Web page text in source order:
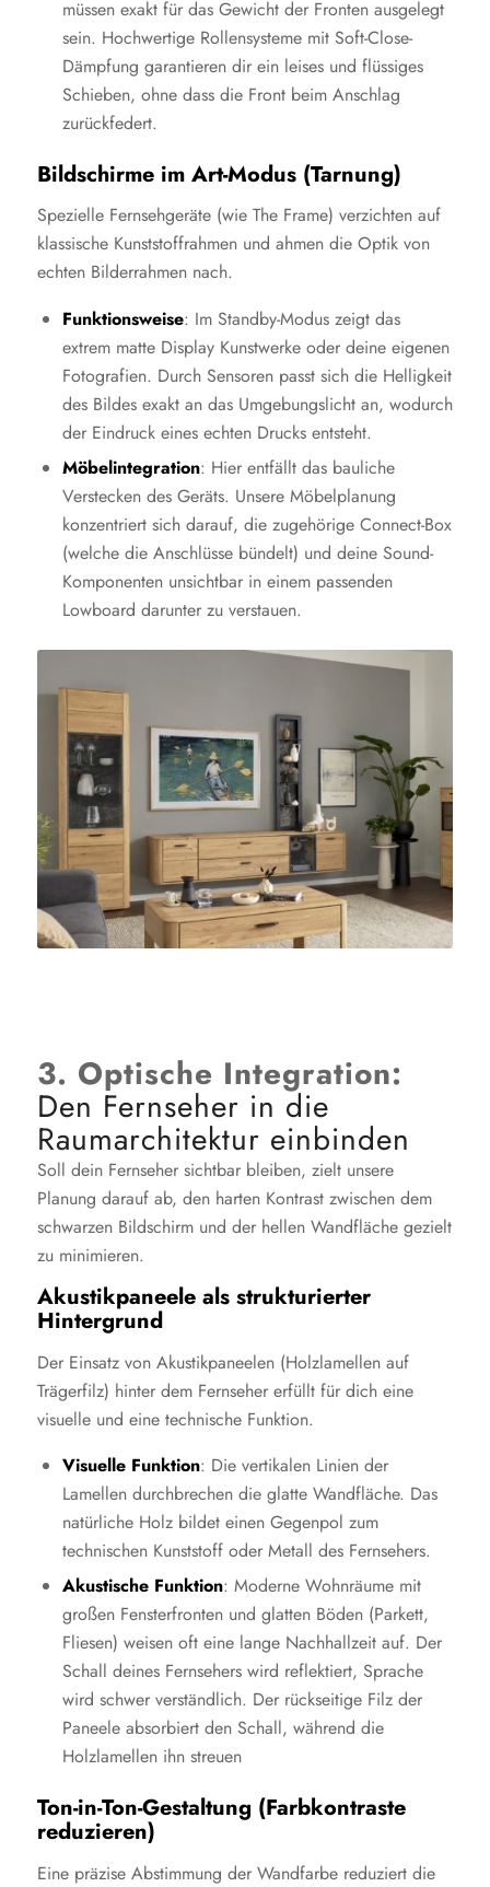
müssen exakt für das Gewicht der Fronten ausgelegt
sein. Hochwertige Rollensysteme mit Soft-Close-
Dämpfung garantieren dir ein leises und flüssiges
Schieben, ohne dass die Front beim Anschlag
zurückfedert.
Bildschirme im Art-Modus (Tarnung)
Spezielle Fernsehgeräte (wie The Frame) verzichten auf
klassische Kunststoffrahmen und ahmen die Optik von
echten Bilderrahmen nach.
Funktionsweise: Im Standby-Modus zeigt das
extrem matte Display Kunstwerke oder deine eigenen
Fotografien. Durch Sensoren passt sich die Helligkeit
des Bildes exakt an das Umgebungslicht an, wodurch
der Eindruck eines echten Drucks entsteht.
Möbelintegration: Hier entfällt das bauliche
Verstecken des Geräts. Unsere Möbelplanung
konzentriert sich darauf, die zugehörige Connect-Box
(welche die Anschlüsse bündelt) und deine Sound-
Komponenten unsichtbar in einem passenden
Lowboard darunter zu verstauen.
3. Optische Integration:
Den Fernseher in die
Raumarchitektur einbinden
Soll dein Fernseher sichtbar bleiben, zielt unsere
Planung darauf ab, den harten Kontrast zwischen dem
schwarzen Bildschirm und der hellen Wandfläche gezielt
zu minimieren.
Akustikpaneele als strukturierter
Hintergrund
Der Einsatz von Akustikpaneelen (Holzlamellen auf
Trägerfilz) hinter dem Fernseher erfüllt für dich eine
visuelle und eine technische Funktion.
Visuelle Funktion: Die vertikalen Linien der
Lamellen durchbrechen die glatte Wandfläche. Das
natürliche Holz bildet einen Gegenpol zum
technischen Kunststoff oder Metall des Fernsehers.
Akustische Funktion: Moderne Wohnräume mit
großen Fensterfronten und glatten Böden (Parkett,
Fliesen) weisen oft eine lange Nachhallzeit auf. Der
Schall deines Fernsehers wird reflektiert, Sprache
wird schwer verständlich. Der rückseitige Filz der
Paneele absorbiert den Schall, während die
Holzlamellen ihn streuen
Ton-in-Ton-Gestaltung (Farbkontraste
reduzieren)
Eine präzise Abstimmung der Wandfarbe reduziert die